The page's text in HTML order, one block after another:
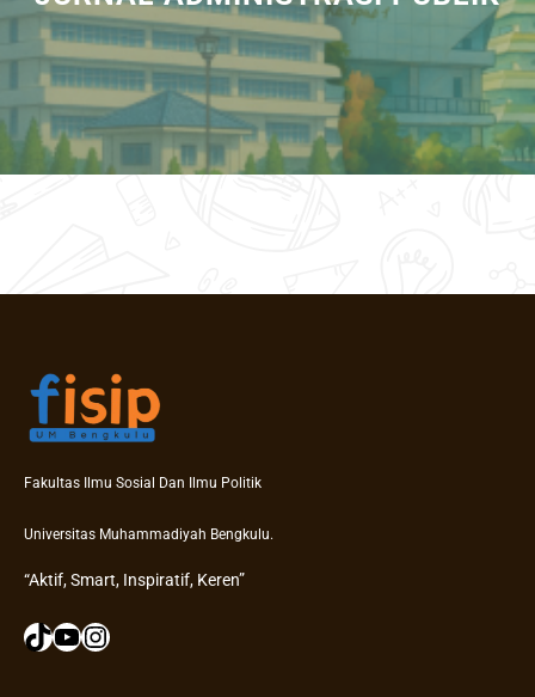
Fakultas Ilmu Sosial Dan Ilmu Politik
Universitas Muhammadiyah Bengkulu.
“Aktif, Smart, Inspiratif, Keren”
TikTok YouTube Instagram